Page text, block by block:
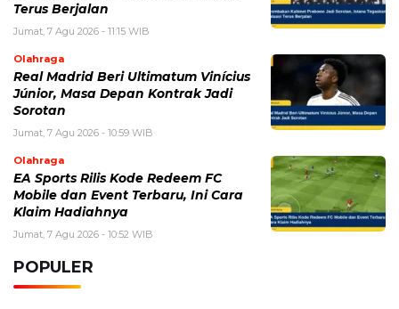
Terus Berjalan
Jumat, 7 Agu 2026 - 11:15 WIB
Olahraga
Real Madrid Beri Ultimatum Vinícius
Júnior, Masa Depan Kontrak Jadi
Sorotan
Jumat, 7 Agu 2026 - 10:59 WIB
Olahraga
EA Sports Rilis Kode Redeem FC
Mobile dan Event Terbaru, Ini Cara
Klaim Hadiahnya
Jumat, 7 Agu 2026 - 10:52 WIB
POPULER